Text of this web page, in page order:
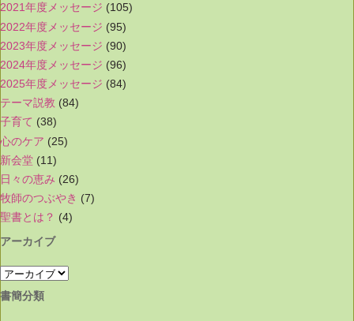
2021年度メッセージ (105)
2022年度メッセージ (95)
2023年度メッセージ (90)
2024年度メッセージ (96)
2025年度メッセージ (84)
テーマ説教 (84)
子育て (38)
心のケア (25)
新会堂 (11)
日々の恵み (26)
牧師のつぶやき (7)
聖書とは？ (4)
アーカイブ
書簡分類